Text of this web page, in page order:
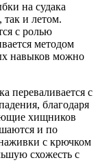
на судака
так и летом.
с ролью
методом
навыков можно
переваливается с
благодаря
хищников
и по
с крючком
схожесть с